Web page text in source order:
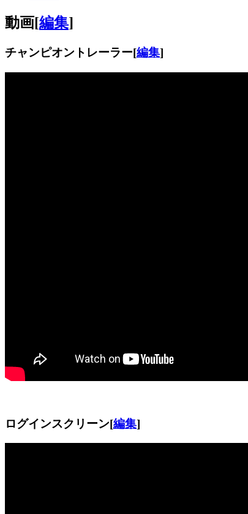
動画[編集]
チャンピオントレーラー[編集]
ログインスクリーン[編集]